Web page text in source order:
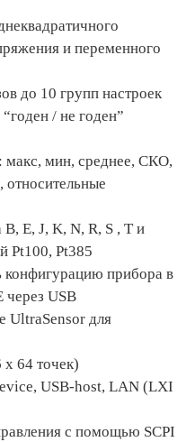
и переменного
до 10 групп настроек
/ не годен”
макс, мин, среднее, СКО,
E, J, K, N, R, S , T и
Pt100, Pt385
конфигурацию прибора в
USB
UltraSensor для
64 точек)
USB-host, LAN (LXI
с помощью SCPI